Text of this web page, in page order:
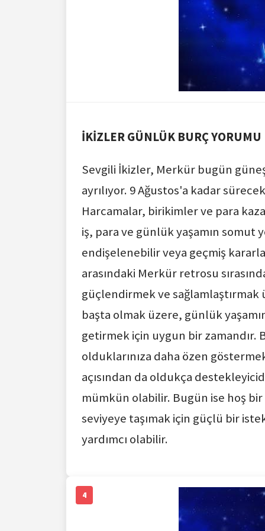
İKİZLER GÜNLÜK BURÇ YORUMU
Sevgili İkizler, Merkür bugün
ayrılıyor. 9 Ağustos'a kadar
Harcamalar, birikimler ve para
iş, para ve günlük yaşamın
endişelenebilir veya geçmiş
arasındaki Merkür retrosu
güçlendirmek ve
başta olmak üzere, günlük
getirmek için uygun bir
olduklarınıza daha özen
açısından da oldukça
mümkün olabilir. Bugün ise hoş
seviyeye taşımak için güçlü bir
yardımcı olabilir.
4